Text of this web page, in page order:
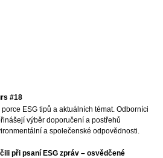
#18
ESG tipů a aktuálních témat. Odborníci
výběr doporučení a postřehů
a společenské odpovědnosti.
při psaní ESG zpráv – osvědčené